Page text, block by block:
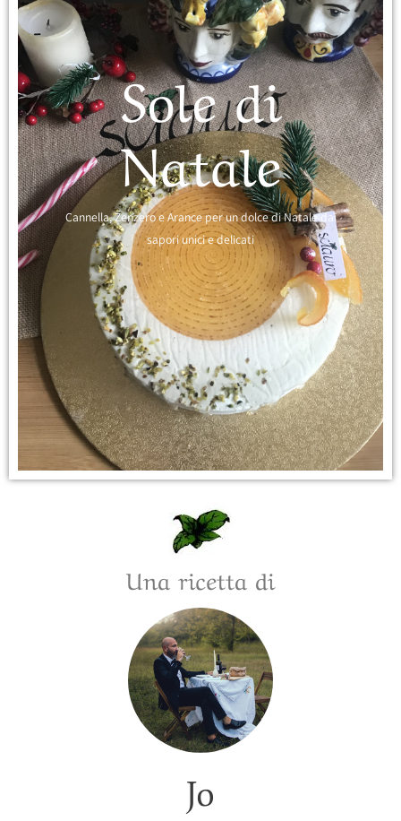
Sole di
Natale
Cannella, Zenzero e Arance per un dolce di Natale dai
sapori unici e delicati
Una ricetta di
Jo